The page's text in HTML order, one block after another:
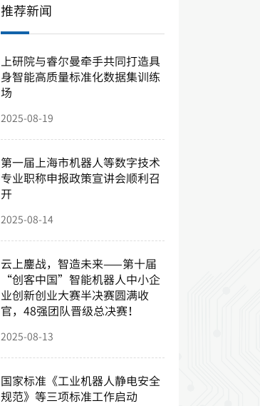
推荐新闻
上研院与睿尔曼牵手共同打造具
身智能高质量标准化数据集训练
场
2025-08-19
第一届上海市机器人等数字技术
专业职称申报政策宣讲会顺利召
开
2025-08-14
云上鏖战，智造未来——第十届
“创客中国”智能机器人中小企
业创新创业大赛半决赛圆满收
官，48强团队晋级总决赛！
2025-08-13
国家标准《工业机器人静电安全
规范》等三项标准工作启动